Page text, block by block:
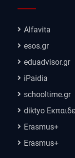
Alfavita
esos.gr
eduadvisor.gr
iPaidia
schooltime.gr
diktyo
Erasmus+
Erasmus+